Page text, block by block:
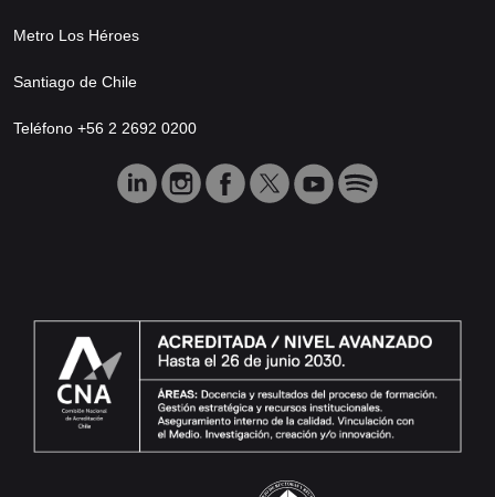
Metro Los Héroes
Santiago de Chile
Teléfono +56 2 2692 0200